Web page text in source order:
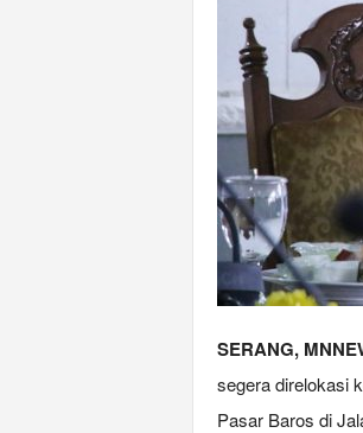
SERANG,
segera direlokasi
Pasar Baros di